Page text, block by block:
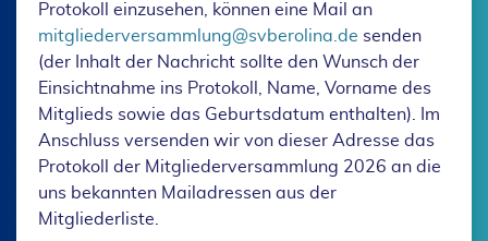
Protokoll einzusehen, können eine Mail an
mitgliederversammlung@svberolina.de senden
(der Inhalt der Nachricht sollte den Wunsch der
Einsichtnahme ins Protokoll, Name, Vorname des
Mitglieds sowie das Geburtsdatum enthalten). Im
Anschluss versenden wir von dieser Adresse das
Protokoll der Mitgliederversammlung 2026 an die
uns bekannten Mailadressen aus der
Mitgliederliste.